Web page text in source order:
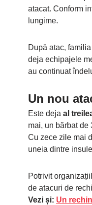
atacat. Conform
lungime.
După atac,
deja echipajele
au continuat
Un nou
Este deja al
mai, un bărbat de
Cu zece zile mai
uneia dintre
Potrivit
de atacuri de
Vezi și: Un